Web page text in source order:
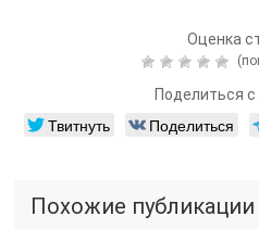
Оценка
Поделиться
Твитнуть Поделиться
Похожие публикации